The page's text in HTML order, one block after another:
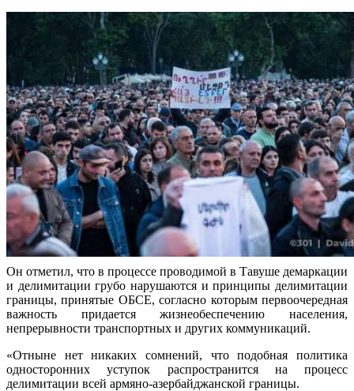
Он отметил, что в процессе проводимой в Тавуше демаркации
и делимитации грубо нарушаются и принципы делимитации
границы, принятые ОБСЕ, согласно которым первоочередная
важность придается жизнеобеспечению населения,
непрерывности транспортных и других коммуникаций.
«Отныне нет никаких сомнений, что подобная политика
односторонних уступок распространится на процесс
делимитации всей армяно-азербайджанской границы.